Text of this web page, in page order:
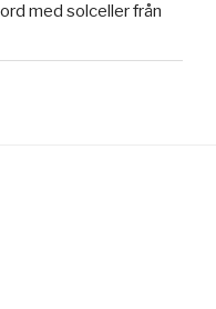
med solceller från